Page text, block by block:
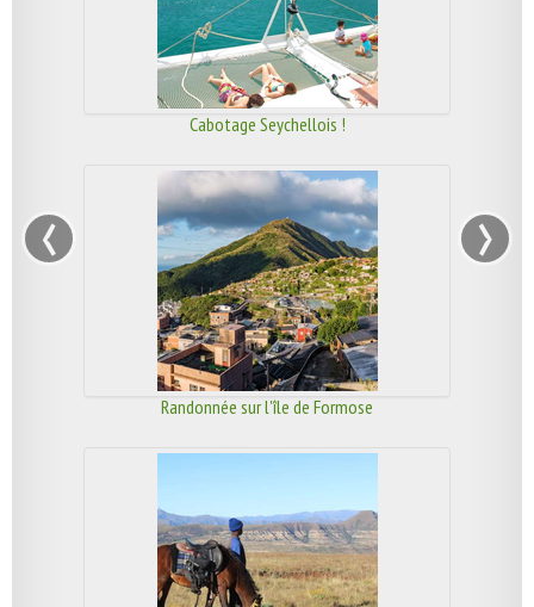
Cabotage Seychellois !
Randonnée sur l'île de Formose
‹ ›